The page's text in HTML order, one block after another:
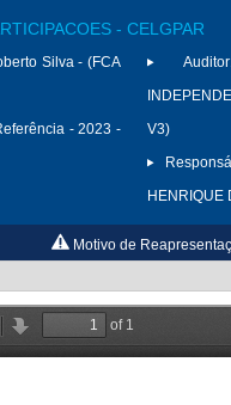
- CELGPAR
Silva - (FCA
- 2023 -
V3)
HENRIQUE
Motivo de